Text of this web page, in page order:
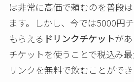
は非常に高価で頼むのを普段
ます。しかし、今では5000円
もらえる ドリンクチケットが
チケットを使うことで税込み
リンクを無料で飲むことができ